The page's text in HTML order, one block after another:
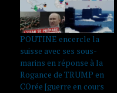
POUTINE encercle la
suisse avec ses sous-
marins en réponse à la
Rogance de TRUMP en
COrée [guerre en cours